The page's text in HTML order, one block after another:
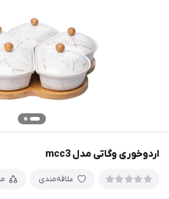
اردوخوری وگاتی مدل mcc3
علاقه‌مندی